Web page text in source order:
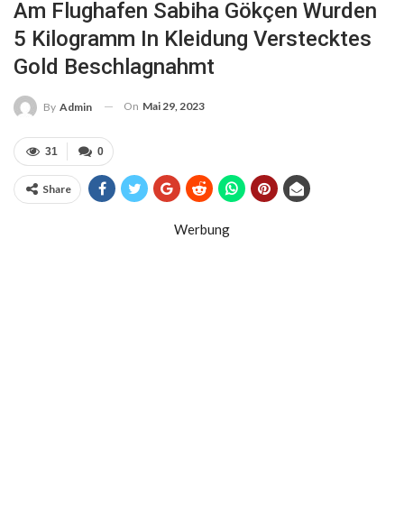
Am Flughafen Sabiha Gökçen Wurden
5 Kilogramm In Kleidung Verstecktes
Gold Beschlagnahmt
By Admin On Mai 29, 2023
0
31
Share
Werbung